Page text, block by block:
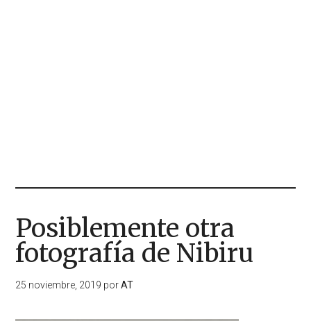
Posiblemente otra
fotografía de Nibiru
25 noviembre, 2019 porAT